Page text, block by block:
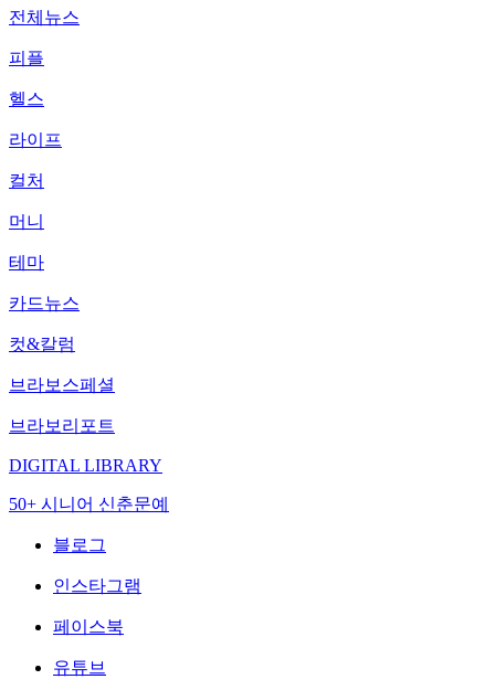
전체뉴스
피플
헬스
라이프
컬처
머니
테마
카드뉴스
컷&칼럼
브라보스페셜
브라보리포트
DIGITAL LIBRARY
50+ 시니어 신춘문예
블로그
인스타그램
페이스북
유튜브